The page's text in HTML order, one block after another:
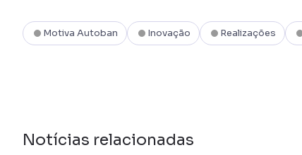
Motiva Autoban Inovação Realizações
Notícias relacionadas